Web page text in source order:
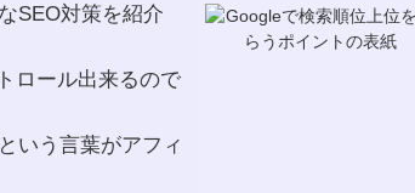
SEO対策を紹介
ロール出来るので
いう言葉がアフィ